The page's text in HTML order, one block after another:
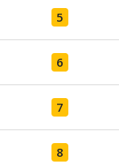
5
6
7
8